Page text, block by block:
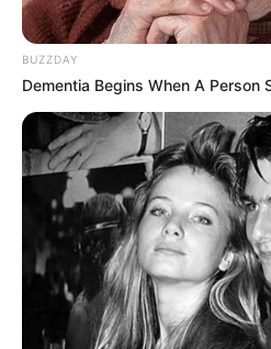
Botão
Pedaço de feltro do
Como fazer a flor de
BUZZDAY
Dementia Begins When A Person